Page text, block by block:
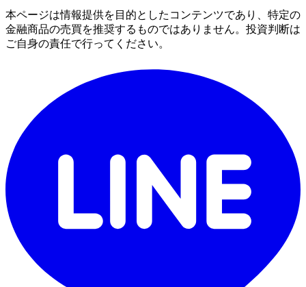
本ページは情報提供を目的としたコンテンツであり、特定の
金融商品の売買を推奨するものではありません。投資判断は
ご自身の責任で行ってください。